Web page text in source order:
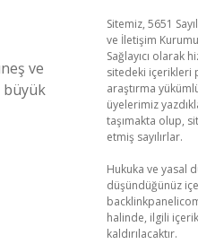
ve
büyük
Sitemiz, 5651
ve İletişim
Sağlayıcı olarak
sitedeki içerikleri
araştırma
üyelerimiz
taşımakta olup,
etmiş sayılırlar.
Hukuka ve yasal
düşündüğünüz
halinde, ilgili
kaldırılacaktır.